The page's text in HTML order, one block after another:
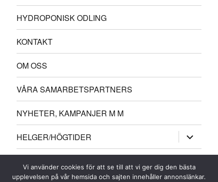
HYDROPONISK ODLING
KONTAKT
OM OSS
VÅRA SAMARBETSPARTNERS
NYHETER, KAMPANJER M M
HELGER/HÖGTIDER
Vi använder cookies för att se till att vi ger dig den bästa
upplevelsen på vår hemsida och sajten innehåller annonslänkar.